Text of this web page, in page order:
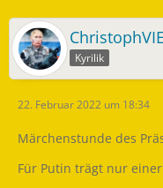
ChristophVIE
Kyrilik
22. Februar 2022 um 18:34
Märchenstunde des
Für Putin trägt nur